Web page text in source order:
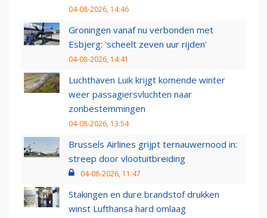
04-08-2026, 14:46
Groningen vanaf nu verbonden met
Esbjerg: 'scheelt zeven uur rijden'
04-08-2026, 14:41
Luchthaven Luik krijgt komende winter
weer passagiersvluchten naar
zonbestemmingen
04-08-2026, 13:54
Brussels Airlines grijpt ternauwernood in:
streep door vlootuitbreiding
04-08-2026, 11:47
Stakingen en dure brandstof drukken
winst Lufthansa hard omlaag